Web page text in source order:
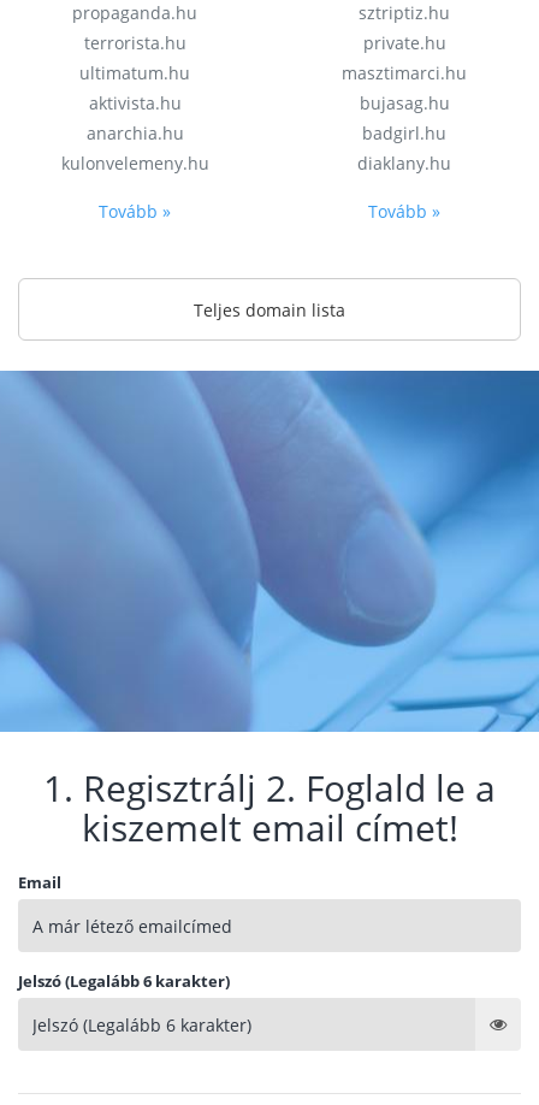
propaganda.hu
terrorista.hu
ultimatum.hu
aktivista.hu
anarchia.hu
kulonvelemeny.hu
Tovább »
sztriptiz.hu
private.hu
masztimarci.hu
bujasag.hu
badgirl.hu
diaklany.hu
Tovább »
Teljes domain lista
1. Regisztrálj 2. Foglald le a
kiszemelt email címet!
Email
Jelszó (Legalább 6 karakter)